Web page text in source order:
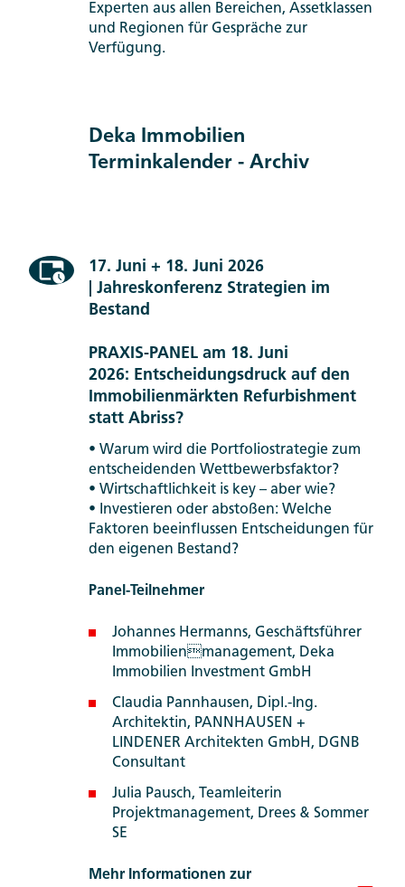
Experten aus allen Bereichen, Assetklassen
und Regionen für Gespräche zur
Verfügung.
Deka Immobilien
Terminkalender - Archiv
17. Juni + 18. Juni 2026
| Jahreskonferenz Strategien im
Bestand
PRAXIS-PANEL am 18. Juni
2026: Entscheidungsdruck auf den
Immobilienmärkten Refurbishment
statt Abriss?
• Warum wird die Portfoliostrategie zum
entscheidenden Wettbewerbsfaktor?
• Wirtschaftlichkeit is key – aber wie?
• Investieren oder abstoßen: Welche
Faktoren beeinflussen Entscheidungen für
den eigenen Bestand?
Panel-Teilnehmer
Johannes Hermanns, Geschäftsführer
Immobilienmanagement, Deka
Immobilien Investment GmbH
Claudia Pannhausen, Dipl.-Ing.
Architektin, PANNHAUSEN +
LINDENER Architekten GmbH, DGNB
Consultant
Julia Pausch, Teamleiterin
Projektmanagement, Drees & Sommer
SE
Mehr Informationen zur